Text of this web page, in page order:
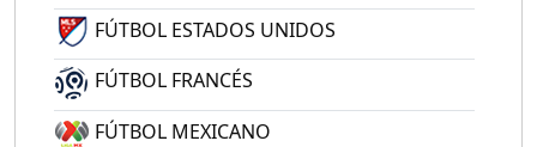
FÚTBOL ESTADOS UNIDOS
FÚTBOL FRANCÉS
FÚTBOL MEXICANO